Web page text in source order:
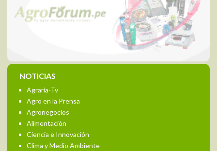
NOTICIAS
Agraria-Tv
Agro en la Prensa
Agronegocios
Alimentación
Ciencia e Innovación
Clima y Medio Ambiente